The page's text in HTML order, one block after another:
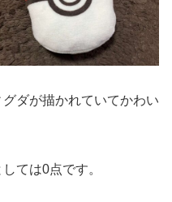
ダが描かれていてかわい
ては0点です。